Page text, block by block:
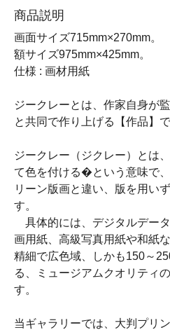
商品説明
画面サイズ715mm×270mm。
額サイズ975mm×425mm。
仕様 : 画材用紙
ジークレーとは、作家自身が
と共同で作り上げる【作品】で
ジークレー（ジクレー）とは
て色を付ける�という意味で
リーン版画と違い、版を用い
す。
具体的には、デジタルデー
画用紙、高級写真用紙や和紙
精細で広色域、しかも150～
る、ミュージアムクオリティ
す。
当ギャラリーでは、大判プリ